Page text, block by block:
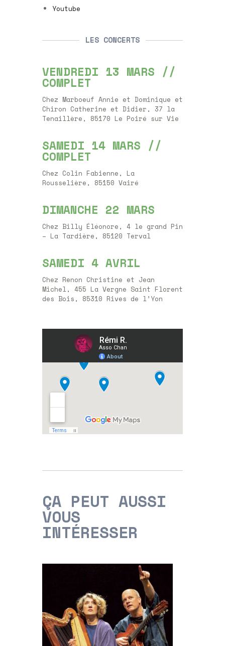
Youtube
LES CONCERTS
VENDREDI 13 MARS //
COMPLET
Chez Marboeuf Annie et Dominique et
Chiron Catherine et Didier, 37 la
Tenaillère, 85170 Le Poiré sur Vie
SAMEDI 14 MARS //
COMPLET
Chez Colin Fabienne, La
Rousselière, 85150 Vairé
DIMANCHE 22 MARS
Chez Billy Éléonore, 4 le grand Pin
– La Tardière, 85120 Terval
SAMEDI 4 AVRIL
Chez Renon Christine et Jean
Michel, 455 La Vergne Saint Florent
des Bois, 85310 Rives de l’Yon
ÇA PEUT AUSSI
VOUS
INTÉRESSER